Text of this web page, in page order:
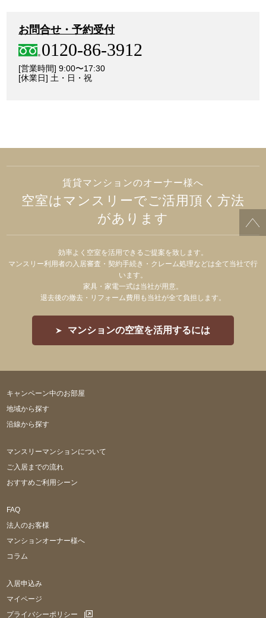
お問合せ・予約受付
0120-86-3912
[営業時間] 9:00〜17:30
[休業日] 土・日・祝
賃貸マンションのオーナー様へ
空室はマンスリーでご活用頂く方法
があります
効率よく空室を活用できるご提案を致します。
マンスリー利用者の入居審査・契約手続き・クレーム処理などは全て当社で行
います。
家具・家電一式は当社が用意。
退去後の撤去・リフォーム費用も当社が全て負担します。
マンションの空室を活用するには
キャンペーン中のお部屋
地域から探す
沿線から探す
マンスリーマンションについて
ご入居までの流れ
おすすめご利用シーン
FAQ
法人のお客様
マンションオーナー様へ
コラム
入居申込み
マイページ
プライバシーポリシー